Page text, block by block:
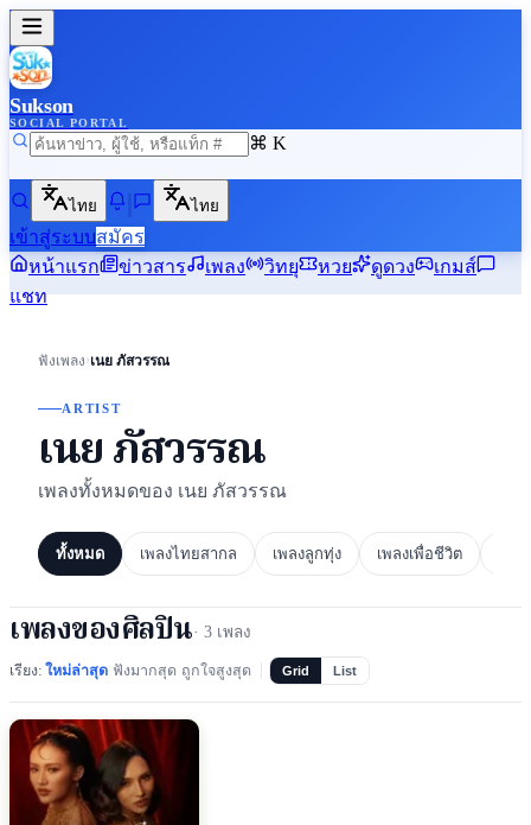
Sukson
SOCIAL PORTAL
⌘ K
ไทย ไทย
เข้าสู่ระบบสมัคร
หน้าแรก
ข่าวสาร เพลง วิทยุ หวย ดูดวง
เกมส์
แชท
ฟังเพลง›เนย ภัสวรรณ
ARTIST
เนย ภัสวรรณ
เพลงทั้งหมดของ เนย ภัสวรรณ
ทั้งหมด เพลงไทยสากล เพลงลูกทุ่ง เพลงเพื่อชีวิต
เพลงของศิลปิน· 3เพลง
เรียง: ใหม่ล่าสุด ฟังมากสุด ถูกใจสูงสุด Grid List